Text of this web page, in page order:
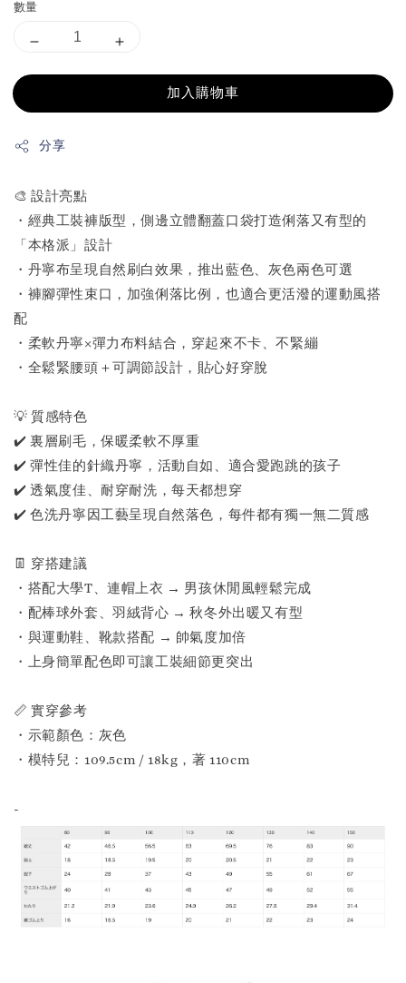
數量
加入購物車
分享
🎨 設計亮點
・經典工裝褲版型，側邊立體翻蓋口袋打造俐落又有型的
「本格派」設計
・丹寧布呈現自然刷白效果，推出藍色、灰色兩色可選
・褲腳彈性束口，加強俐落比例，也適合更活潑的運動風搭
配
・柔軟丹寧×彈力布料結合，穿起來不卡、不緊繃
・全鬆緊腰頭＋可調節設計，貼心好穿脫
💡 質感特色
✔️ 裏層刷毛，保暖柔軟不厚重
✔️ 彈性佳的針織丹寧，活動自如、適合愛跑跳的孩子
✔️ 透氣度佳、耐穿耐洗，每天都想穿
✔️ 色洗丹寧因工藝呈現自然落色，每件都有獨一無二質感
👖 穿搭建議
・搭配大學T、連帽上衣 → 男孩休閒風輕鬆完成
・配棒球外套、羽絨背心 → 秋冬外出暖又有型
・與運動鞋、靴款搭配 → 帥氣度加倍
・上身簡單配色即可讓工裝細節更突出
📏 實穿參考
・示範顏色：灰色
・模特兒：109.5cm / 18kg，著 110cm
-